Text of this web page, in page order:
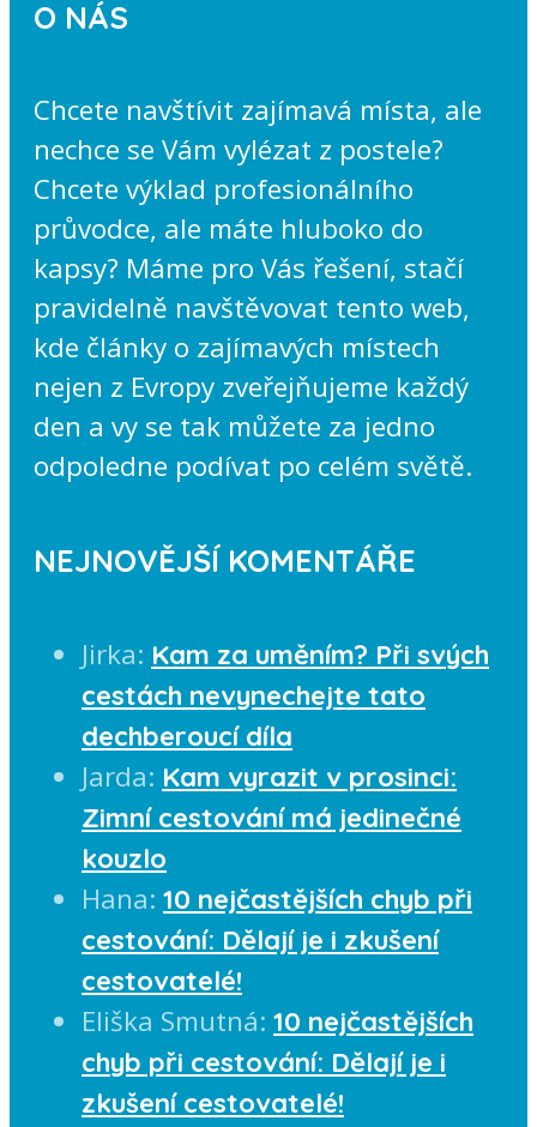
O NÁS
Chcete navštívit zajímavá místa, ale
nechce se Vám vylézat z postele?
Chcete výklad profesionálního
průvodce, ale máte hluboko do
kapsy? Máme pro Vás řešení, stačí
pravidelně navštěvovat tento web,
kde články o zajímavých místech
nejen z Evropy zveřejňujeme každý
den a vy se tak můžete za jedno
odpoledne podívat po celém světě.
NEJNOVĚJŠÍ KOMENTÁŘE
Jirka: Kam za uměním? Při svých
cestách nevynechejte tato
dechberoucí díla
Jarda: Kam vyrazit v prosinci:
Zimní cestování má jedinečné
kouzlo
Hana: 10 nejčastějších chyb při
cestování: Dělají je i zkušení
cestovatelé!
Eliška Smutná: 10 nejčastějších
chyb při cestování: Dělají je i
zkušení cestovatelé!